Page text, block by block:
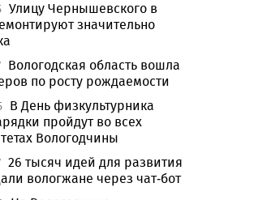
Улицу Чернышевского в
значительно
Вологодская область вошла
по росту рождаемости
В День физкультурника
пройдут во всех
Вологодчины
26 тысяч идей для развития
вологжане через чат-бот